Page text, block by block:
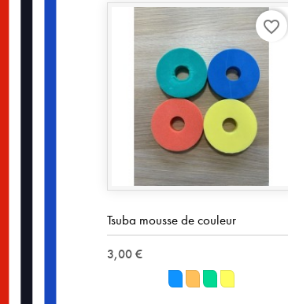
Tsuba mousse de couleur
3,00 €
Bleu
Orange
Vert
favorite_border